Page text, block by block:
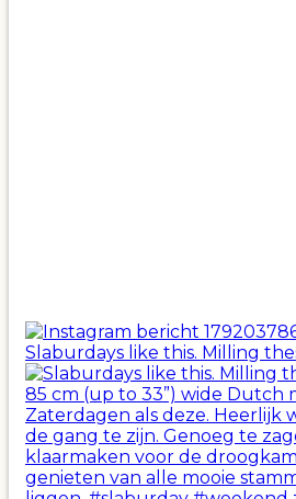
Slaburdays like this. Milling